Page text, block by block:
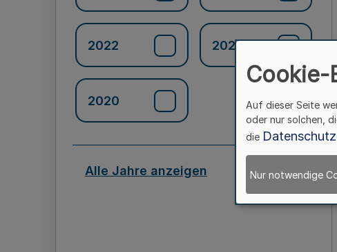
2022 2021
2020
Alle Jahre anzeigen
Cookie-
Auf dieser Seite
oder nur solchen,
die
Nur notwendige